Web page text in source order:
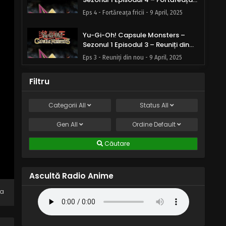
fricii
Eps 4 - Fortăreața fricii - 9 April, 2025
Yu-Gi-Oh! Capsule Monsters –
Sezonul 1 Episodul 3 – Reuniți din
nou
Eps 3 - Reuniți din nou - 9 April, 2025
Eps 2 - Divide și cucerește - 9 April, 2025
Yu-Gi-Oh! Capsule Monsters –
Eps 1 - Jocul începe - 9 April, 2025
Filtru
Categorii All Status All
Gen All Ordine Default
Căutare
Ascultă Radio Anime